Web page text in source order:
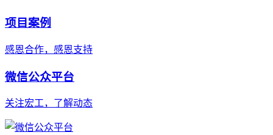
项目案例
感恩合作，感恩支持
微信公众平台
关注宏工，了解动态